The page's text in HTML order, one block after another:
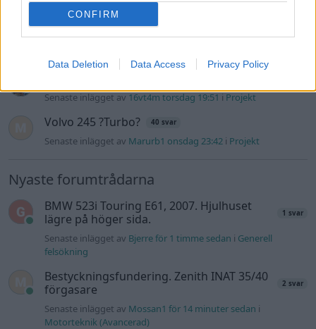
CONFIRM
Data Deletion Data Access Privacy Policy
Senaste inlägget av
Volkswagen split bus t1 1962 2559 svar
Senaste inlägget av 16vt4m torsdag 19:51 i Projekt
Volvo 245 ?Turbo? 40 svar
Senaste inlägget av Marurb1 onsdag 23:42 i Projekt
Nyaste forumtrådarna
BMW 523i Touring E61, 2007. Hjulhuset
lägre på höger sida.
1 svar
Senaste inlägget av Bjerre för 1 timme sedan i Generell
felsökning
Bestyckningsfundering. Zenith INAT 35/40
förgasare
2 svar
Senaste inlägget av Mossan1 för 14 minuter sedan i
Motorteknik (Avancerad)